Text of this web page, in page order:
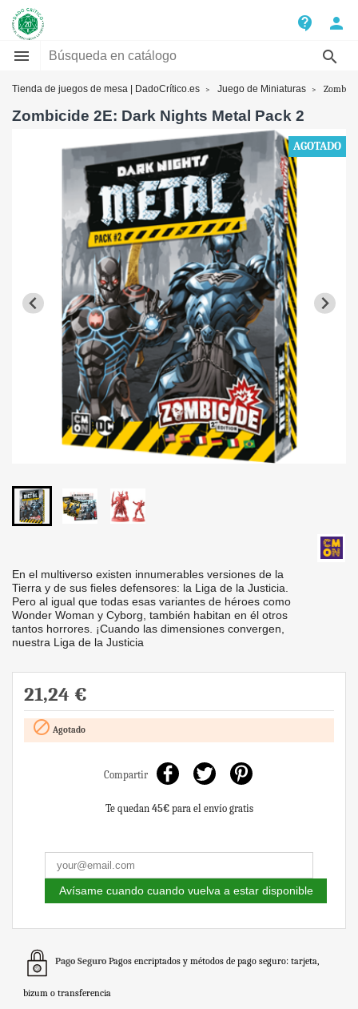
contact_support
person


Tienda de juegos de mesa | DadoCrítico.es Juego de Miniaturas
Zombicide 2E: Dark Nights Metal Pack 2
AGOTADO
En el multiverso existen innumerables versiones de la
Tierra y de sus fieles defensores: la Liga de la Justicia.
Pero al igual que todas esas variantes de héroes como
Wonder Woman y Cyborg, también habitan en él otros
tantos horrores. ¡Cuando las dimensiones convergen,
nuestra Liga de la Justicia
21,24 €
 Agotado
Compartir
Te quedan 45€para el envío gratis
Avísame cuando cuando vuelva a estar disponible
Pago Seguro Pagos encriptados y métodos de pago seguro: tarjeta,
bizum o transferencia